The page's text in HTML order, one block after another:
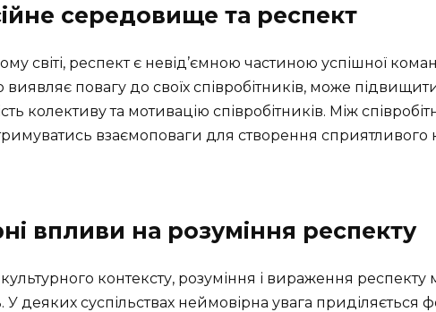
середовище та респект
світі, респект є невід’ємною частиною успішної
повагу до своїх співробітників, може
колективу та мотивацію співробітників. Між
взаємоповаги для створення сприятливого
впливи на розуміння респекту
контексту, розуміння і вираження
У деяких суспільствах неймовірна увага приділяється